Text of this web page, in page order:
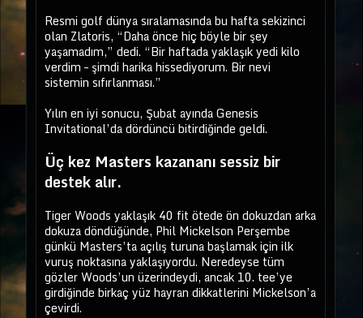
Resmi golf dünya sıralamasında bu hafta sekizinci
olan Zlatoris, “Daha önce hiç böyle bir şey
yaşamadım,” dedi. “Bir haftada yaklaşık yedi kilo
verdim – şimdi harika hissediyorum. Bir nevi
sistemin sıfırlanması.”
Yılın en iyi sonucu, Şubat ayında Genesis
Invitational’da dördüncü bitirdiğinde geldi.
Üç kez Masters kazananı sessiz bir
destek alır.
Tiger Woods yaklaşık 40 fit ötede ön dokuzdan arka
dokuza döndüğünde, Phil Mickelson Perşembe
günkü Masters’ta açılış turuna başlamak için ilk
vuruş noktasına yaklaşıyordu. Neredeyse tüm
gözler Woods’un üzerindeydi, ancak 10. tee’ye
girdiğinde birkaç yüz hayran dikkatlerini Mickelson’a
çevirdi.